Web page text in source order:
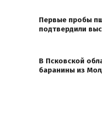
Первые пробы
подтвердили
В Псковской
баранины из